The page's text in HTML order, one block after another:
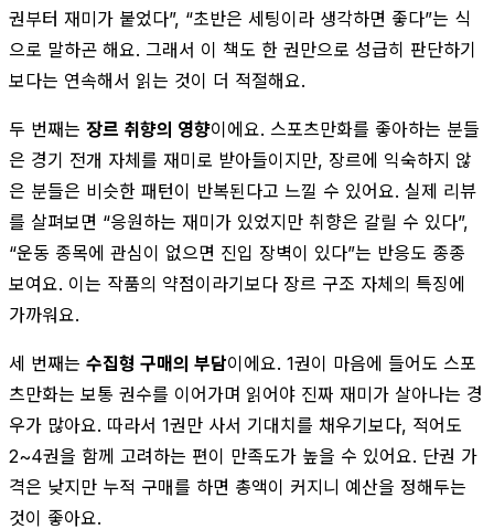
권부터 재미가 붙었다”, “초반은 세팅이라 생각하면 좋다”는 식
으로 말하곤 해요. 그래서 이 책도 한 권만으로 성급히 판단하기
보다는 연속해서 읽는 것이 더 적절해요.
두 번째는 장르 취향의 영향이에요. 스포츠만화를 좋아하는 분들
은 경기 전개 자체를 재미로 받아들이지만, 장르에 익숙하지 않
은 분들은 비슷한 패턴이 반복된다고 느낄 수 있어요. 실제 리뷰
를 살펴보면 “응원하는 재미가 있었지만 취향은 갈릴 수 있다”,
“운동 종목에 관심이 없으면 진입 장벽이 있다”는 반응도 종종
보여요. 이는 작품의 약점이라기보다 장르 구조 자체의 특징에
가까워요.
세 번째는 수집형 구매의 부담이에요. 1권이 마음에 들어도 스포
츠만화는 보통 권수를 이어가며 읽어야 진짜 재미가 살아나는 경
우가 많아요. 따라서 1권만 사서 기대치를 채우기보다, 적어도
2~4권을 함께 고려하는 편이 만족도가 높을 수 있어요. 단권 가
격은 낮지만 누적 구매를 하면 총액이 커지니 예산을 정해두는
것이 좋아요.